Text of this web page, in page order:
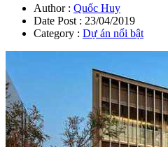
Author : Quốc Huy
Date Post : 23/04/2019
Category : Dự án nổi bật